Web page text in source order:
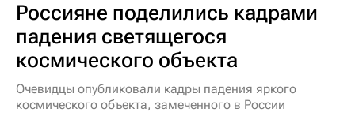
Россияне поделились кадрами
падения светящегося
космического объекта
Очевидцы опубликовали кадры падения яркого
космического объекта, замеченного в России